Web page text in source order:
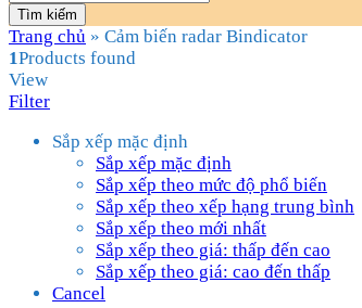
Tìm kiếm
Trang chủ » Cảm biến radar Bindicator
1Products found
View
Filter
Sắp xếp mặc định
Sắp xếp mặc định
Sắp xếp theo mức độ phổ biến
Sắp xếp theo xếp hạng trung bình
Sắp xếp theo mới nhất
Sắp xếp theo giá: thấp đến cao
Sắp xếp theo giá: cao đến thấp
Cancel